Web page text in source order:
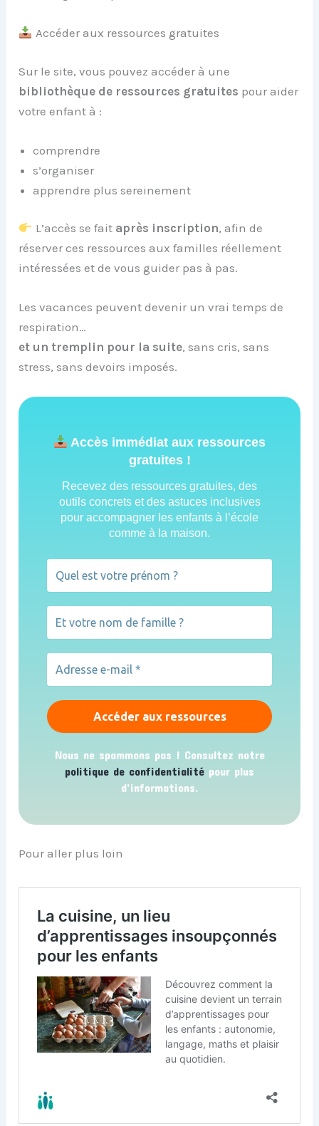
Accéder aux ressources gratuites
Sur le site, vous pouvez accéder à une
bibliothèque de ressources gratuites pour aider
votre enfant à :
comprendre
s’organiser
apprendre plus sereinement
L’accès se fait après inscription, afin de
réserver ces ressources aux familles réellement
intéressées et de vous guider pas à pas.
Les vacances peuvent devenir un vrai temps de
respiration…
et un tremplin pour la suite, sans cris, sans
stress, sans devoirs imposés.
Accès immédiat aux ressources
gratuites !
Recevez des ressources gratuites, des
outils concrets et des astuces inclusives
pour accompagner les enfants à l’école
comme à la maison.
Nous ne spammons pas ! Consultez notre
politique de confidentialité pour plus
d’informations.
Pour aller plus loin